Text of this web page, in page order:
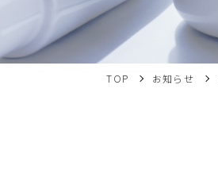
TOP お知らせ